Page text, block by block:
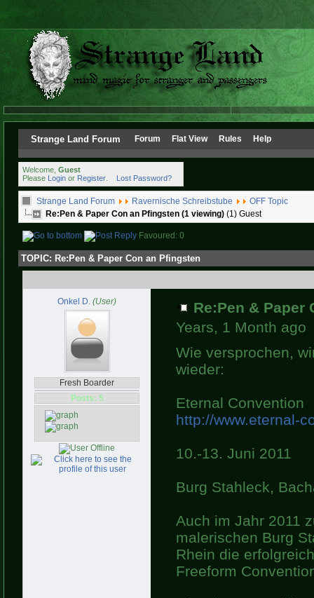
Strange Land Forum Forum Flat View Rules Help
Welcome, Guest
Please Login or Register Lost Password?
Strange Land Forum Ravernische Schreibstube
OFF Topic
Re:Pen & Paper Con an Pfingsten (1 viewing) (1) Guest
Favoured: 0
TOPIC: Re:Pen & Paper Con an Pfingsten
Onkel D. (User)
Fresh Boarder
Posts: 5
Re:Pen &
Years, 1 Month ago
Wie versprochen,
wieder:
Eternal Convention
http://www.eternal-
10.-13. Juni 2011
Burg Stahleck,
Auch im Jahr 2011
malerischen Burg
Rhein die
Freeform